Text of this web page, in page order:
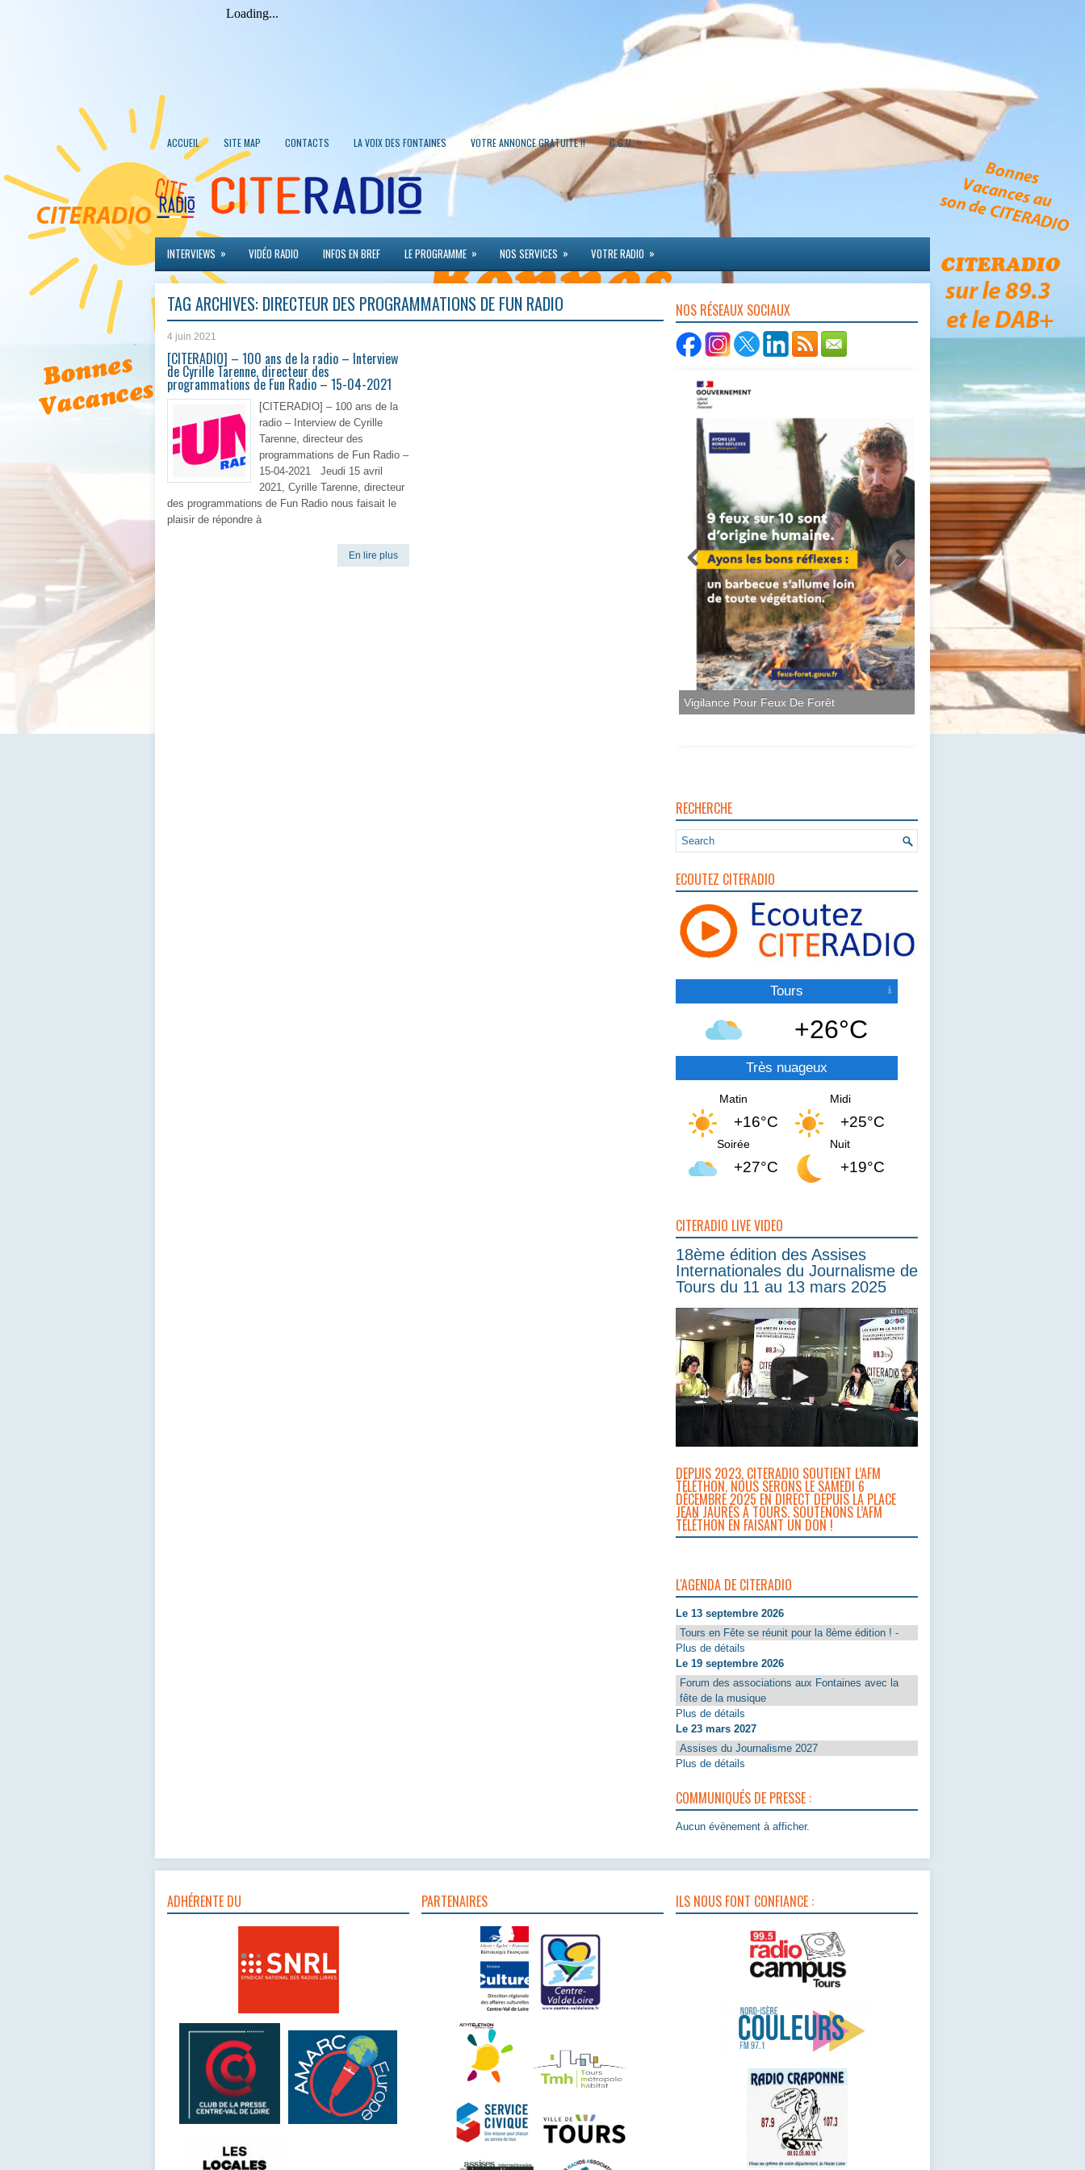
ACCUEIL SITE MAP CONTACTS LA VOIX DES FONTAINES VOTRE ANNONCE GRATUITE !! C.G.U. »
INTERVIEWS » VIDÉO RADIO INFOS EN BREF LE PROGRAMME » NOS SERVICES » VOTRE RADIO »
TAG ARCHIVES: DIRECTEUR DES PROGRAMMATIONS DE FUN RADIO
4 juin 2021
[CITERADIO] – 100 ans de la radio – Interview
de Cyrille Tarenne, directeur des
programmations de Fun Radio – 15-04-2021
[CITERADIO] – 100 ans de la
radio – Interview de Cyrille
Tarenne, directeur des
programmations de Fun Radio –
15-04-2021 Jeudi 15 avril
2021, Cyrille Tarenne, directeur
des programmations de Fun Radio nous faisait le
plaisir de répondre à
En lire plus
NOS RÉSEAUX SOCIAUX
Vigilance Pour Feux De Forêt
RECHERCHE
ECOUTEZ CITERADIO
Tours
+26°C
Très nuageux
Matin
+16°C
Midi
+25°C
Soirée
+27°C
Nuit
+19°C
CITERADIO LIVE VIDEO
18ème édition des Assises
Internationales du Journalisme de
Tours du 11 au 13 mars 2025
DEPUIS 2023, CITERADIO SOUTIENT L’AFM
TÉLÉTHON. NOUS SERONS LE SAMEDI 6
DÉCEMBRE 2025 EN DIRECT DEPUIS LA PLACE
JEAN JAURÈS À TOURS. SOUTENONS L’AFM
TÉLÉTHON EN FAISANT UN DON !
L'AGENDA DE CITERADIO
Le 13 septembre 2026
Tours en Fête se réunit pour la 8ème édition ! -
Plus de détails
Le 19 septembre 2026
Forum des associations aux Fontaines avec la
fête de la musique
Plus de détails
Le 23 mars 2027
Assises du Journalisme 2027
Plus de détails
COMMUNIQUÉS DE PRESSE :
Aucun évènement à afficher.
ADHÉRENTE DU PARTENAIRES ILS NOUS FONT CONFIANCE :